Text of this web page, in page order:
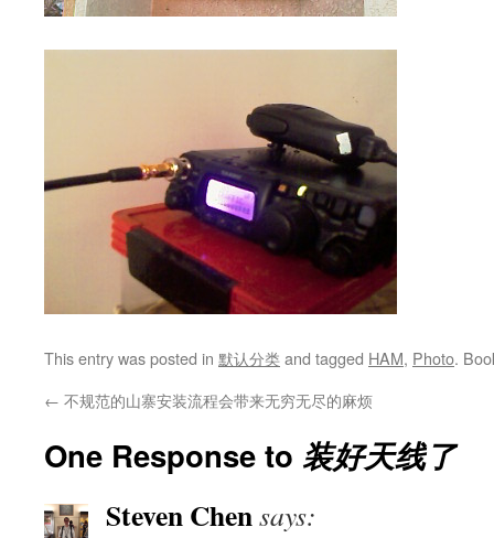
This entry was posted in 默认分类and tagged HAM, Photo.
← 不规范的山寨安装流程会带来无穷无尽的麻烦
One Response to 装好天线了
Steven Chensays: